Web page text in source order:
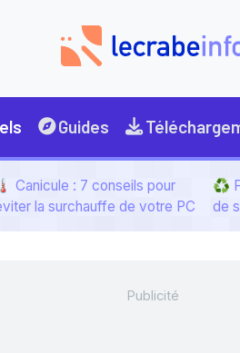
Guides
🌡️ Canicule : 7 conseils pour
la surchauffe de votre PC
♻️
de